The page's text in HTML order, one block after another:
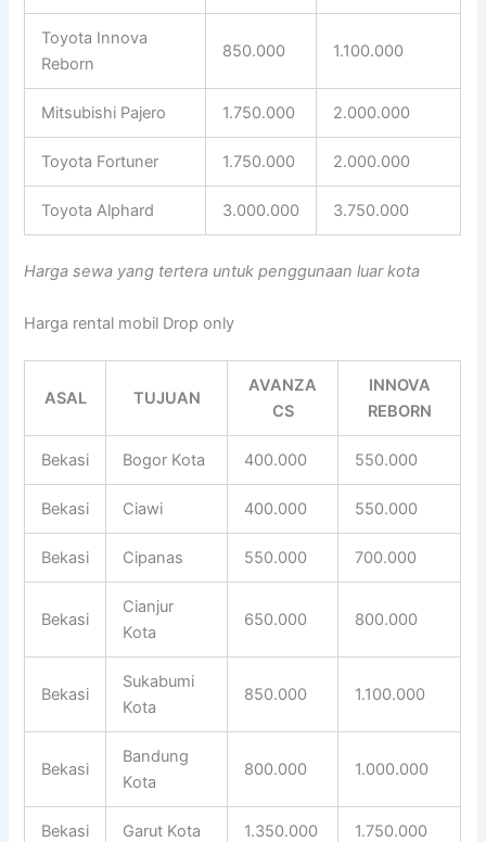
Toyota Innova
Reborn
850.000 1.100.000
Mitsubishi Pajero 1.750.000 2.000.000
Toyota Fortuner 1.750.000 2.000.000
Toyota Alphard 3.000.000 3.750.000
Harga sewa yang tertera untuk penggunaan luar kota
Harga rental mobil Drop only
ASAL TUJUAN
AVANZA
CS
INNOVA
REBORN
Bekasi Bogor Kota 400.000 550.000
Bekasi Ciawi 400.000 550.000
Bekasi Cipanas 550.000 700.000
Bekasi
Cianjur
Kota
650.000 800.000
Bekasi
Sukabumi
Kota
850.000 1.100.000
Bekasi
Bandung
Kota
800.000 1.000.000
Bekasi Garut Kota 1.350.000 1.750.000